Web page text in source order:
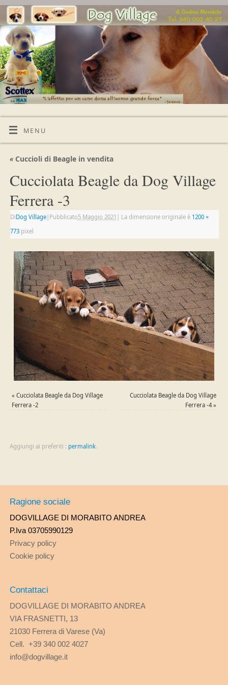
MENU
«Cuccioli di Beagle in vendita
Cucciolata Beagle da Dog Village
Ferrera -3
DiDog Village| Pubblicato5 Maggio 2021 La dimensione originale è 1200 ×
773pixel
« Cucciolata Beagle da Dog Village
Ferrera -2
Cucciolata Beagle da Dog Village
Ferrera -4»
Aggiungi ai preferiti : permalink.
Ragione sociale
DOGVILLAGE DI MORABITO ANDREA
P.Iva 03705990129
Privacy policy
Cookie policy
Contattaci
DOGVILLAGE DI MORABITO ANDREA
VIA FRASNETTI, 13
21030 Ferrera di Varese (Va)
Cell. +39 340 002 4027
info@dogvillage.it